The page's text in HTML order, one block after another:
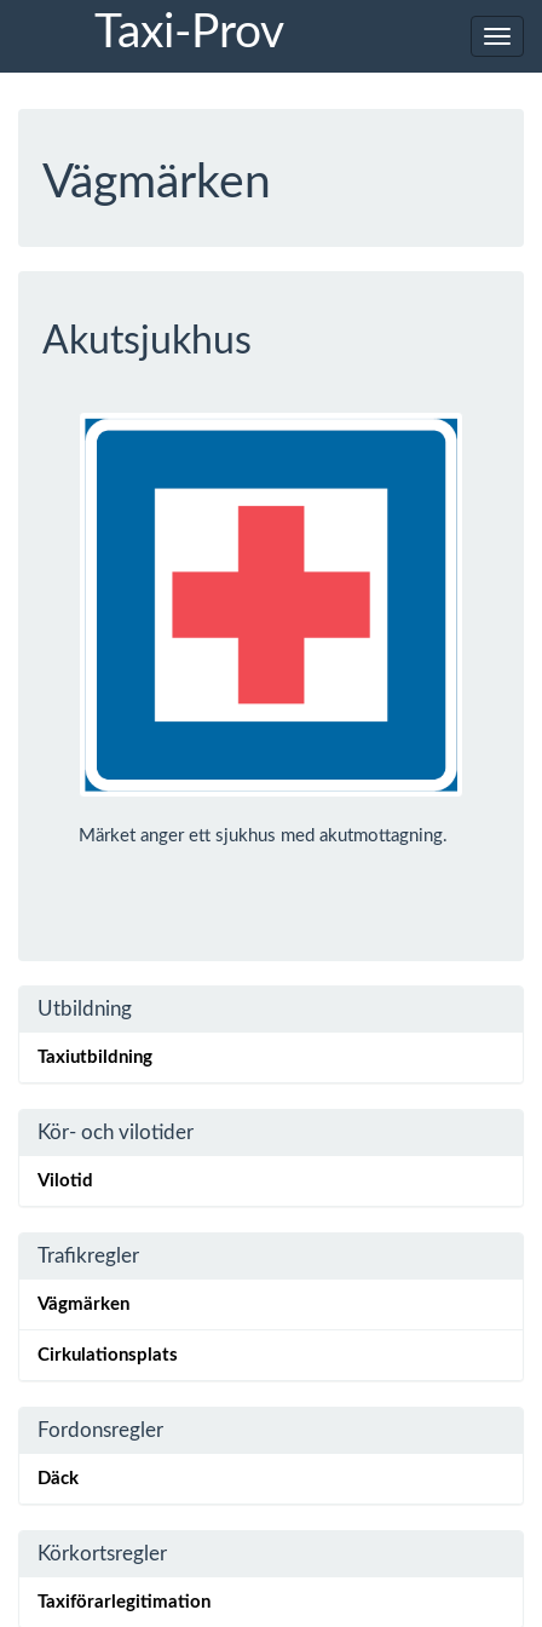
Taxi-Prov
Vägmärken
Akutsjukhus
Märket anger ett sjukhus med akutmottagning.
Utbildning
Taxiutbildning
Kör- och vilotider
Vilotid
Trafikregler
Vägmärken
Cirkulationsplats
Fordonsregler
Däck
Körkortsregler
Taxiförarlegitimation